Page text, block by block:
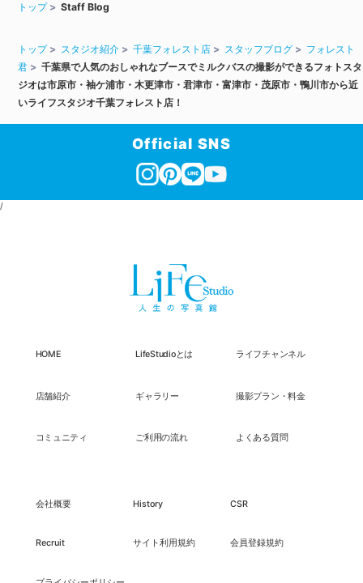
トップ Staff Blog
トップ スタジオ紹介 千葉フォレスト店 スタッフブログ
フォレスト
君
千葉県で人気のおしゃれなブースでミルクバスの撮影ができるフォトスタ
ジオは市原市・袖ケ浦市・木更津市・君津市・富津市・茂原市・鴨川市から近
いライフスタジオ千葉フォレスト店！
Official SNS
/
HOME LifeStudioとは ライフチャンネル
店舗紹介 ギャラリー 撮影プラン・料金
コミュニティ ご利用の流れ よくある質問
会社概要 History CSR
Recruit サイト利用規約 会員登録規約